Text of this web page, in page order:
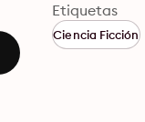
Etiquetas
Ciencia Ficción